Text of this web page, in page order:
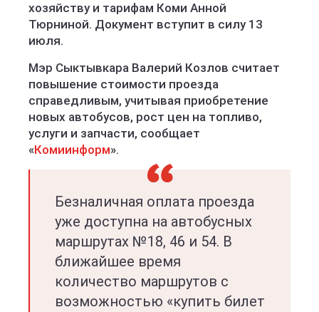
хозяйству и тарифам Коми Анной
Тюрниной. Документ вступит в силу 13
июля.
Мэр Сыктывкара Валерий Козлов считает
повышение стоимости проезда
справедливым, учитывая приобретение
новых автобусов, рост цен на топливо,
услуги и запчасти, сообщает
«Комиинформ».
Безналичная оплата проезда
уже доступна на автобусных
маршрутах №18, 46 и 54. В
ближайшее время
количество маршрутов с
возможностью «купить билет